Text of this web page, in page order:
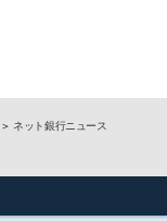
ネット銀行ニュース